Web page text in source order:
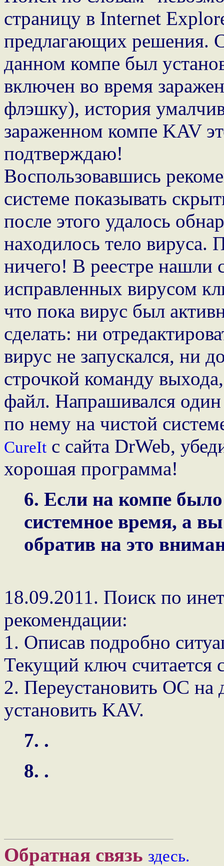
страницу в Internet
предлагающих решения.
данном компе был
включен во время
флэшку), история
зараженном компе KAV
подтверждаю!
Воспользовавшись
системе показывать
после этого удалось
находилось тело вируса.
ничего! В реестре нашли
исправленных вирусом
что пока вирус был
сделать: ни
вирус не запускался, ни
строчкой команду
файл. Напрашивался
по нему на чистой
CureIt c сайта DrWeb,
хорошая программа!
6. Если на компе
системное время, а
обратив на это
18.09.2011. Поиск по
рекомендации:
1. Описав подробно
Текущий ключ считается
2. Переустановить OC
установить KAV.
7. .
8. .
Обратная связь здесь.